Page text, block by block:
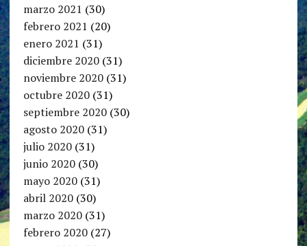
marzo 2021 (30)
febrero 2021 (20)
enero 2021 (31)
diciembre 2020(31)
noviembre 2020(31)
octubre 2020(31)
septiembre 2020(30)
agosto 2020(31)
julio 2020(31)
junio 2020(30)
mayo 2020(31)
abril 2020(30)
marzo 2020(31)
febrero 2020(27)